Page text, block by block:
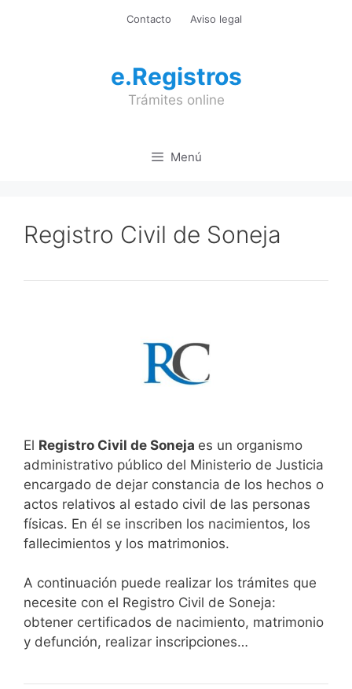
Contacto Aviso legal
e.Registros
Trámites online
Menú
Registro Civil de Soneja
El Registro Civil de Soneja es un organismo
administrativo público del Ministerio de Justicia
encargado de dejar constancia de los hechos o
actos relativos al estado civil de las personas
físicas. En él se inscriben los nacimientos, los
fallecimientos y los matrimonios.
A continuación puede realizar los trámites que
necesite con el Registro Civil de Soneja:
obtener certificados de nacimiento, matrimonio
y defunción, realizar inscripciones…